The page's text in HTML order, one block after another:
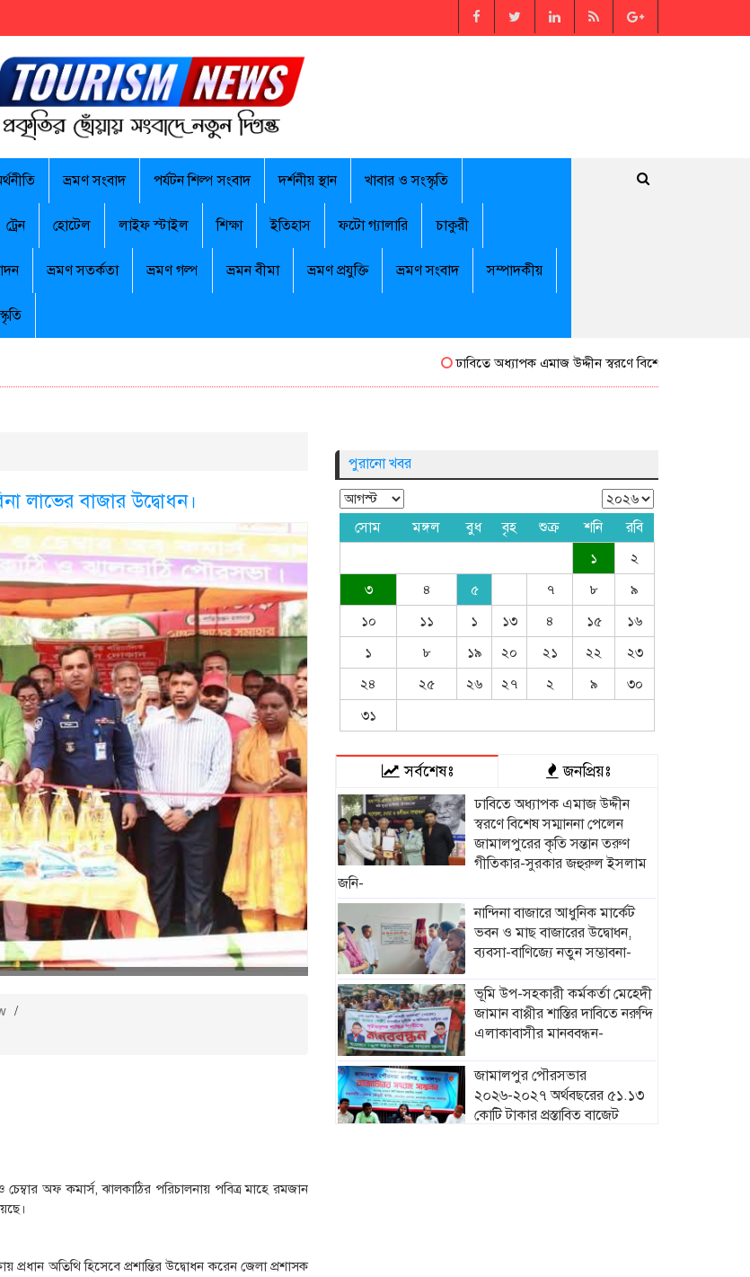
ভ্রমণ সংবাদ পর্যটন শিল্প সংবাদ দর্শনীয় স্থান খাবার ও সংস্কৃতি
ট্রেন হোটেল লাইফ স্টাইল শিক্ষা ইতিহাস ফটো গ্যালারি চাকুরী
ভ্রমণ সতর্কতা ভ্রমণ গল্প ভ্রমন বীমা ভ্রমণ প্রযুক্তি ভ্রমণ সংবাদ সম্পাদকীয়
ঢাবিতে অধ্যাপক এমাজ উদ্দীন স্বরণে বিশেষ সম্মাননা পেলেন
লাভের বাজার উদ্বোধন।
/
অফ কমার্স, ঝালকাঠির পরিচালনায় পবিত্র মাহে রমজান
অতিথি হিসেবে প্রশান্তির উদ্বোধন করেন জেলা প্রশাসক
পুরানো খবর
সোম মঙ্গল বুধ বৃহ শুক্র শনি রবি
১
২
৩
৪ ৫ ৭ ৮
৯
১০
১১ ১ ১৩ ৪ ১৫
১৬
১
৮ ১৯ ২০ ২১ ২২
২৩
২৪
২৫ ২৬ ২৭ ২ ৯
৩০
৩১
সর্বশেষঃ জনপ্রিয়ঃ
ঢাবিতে অধ্যাপক এমাজ উদ্দীন
স্বরণে বিশেষ সম্মাননা পেলেন
জামালপুরের কৃতি সন্তান তরুণ
গীতিকার-সুরকার জহুরুল ইসলাম
জনি-
নান্দিনা বাজারে আধুনিক মার্কেট
ভবন ও মাছ বাজারের উদ্বোধন,
ব্যবসা-বাণিজ্যে নতুন সম্ভাবনা-
ভূমি উপ-সহকারী কর্মকর্তা মেহেদী
জামান বাপ্পীর শাস্তির দাবিতে নরুন্দি
এলাকাবাসীর মানববন্ধন-
জামালপুর পৌরসভার
২০২৬-২০২৭ অর্থবছরের ৫১.১৩
কোটি টাকার প্রস্তাবিত বাজেট